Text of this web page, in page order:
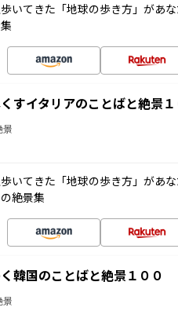
いてきた「地球の歩き方」があ
すイタリアのことばと絶景１
景
いてきた「地球の歩き方」があ
絶景集
韓国のことばと絶景１００
景